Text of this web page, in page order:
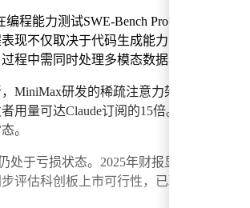
程能力测试SWE-Bench Pro中超越
现不仅取决于代码生成能力，更考验模
程中需同时处理多模态数据与长上下文信
MiniMax研发的稀疏注意力架构MSA使
用量可达Claude订阅的15倍。但价格调
。
处于亏损状态。2025年财报显示营收
评估科创板上市可行性，已聘请专业机